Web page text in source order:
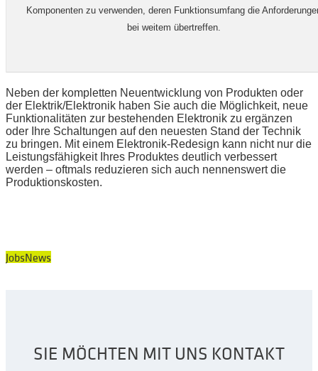
Komponenten zu verwenden, deren Funktionsumfang die
bei weitem übertreffen.
Neben der kompletten Neuentwicklung von Produkten oder
der Elektrik/Elektronik haben Sie auch die Möglichkeit, neue
Funktionalitäten zur bestehenden Elektronik zu ergänzen
oder Ihre Schaltungen auf den neuesten Stand der Technik
zu bringen. Mit einem Elektronik-Redesign kann nicht nur die
Leistungsfähigkeit Ihres Produktes deutlich verbessert
werden – oftmals reduzieren sich auch nennenswert die
Produktionskosten.
JobsNews
SIE MÖCHTEN MIT UNS KONTAKT